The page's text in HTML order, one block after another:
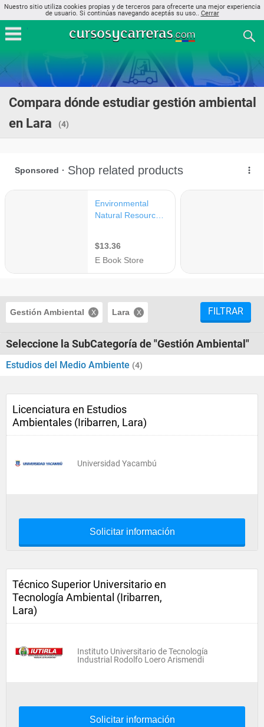
Nuestro sitio utiliza cookies propias y de terceros para ofrecerte una mejor experiencia
de usuario. Si continúas navegando aceptás su uso.. Cerrar
Compara dónde estudiar gestión ambiental
en Lara
(4)
Gestión Ambiental Lara FILTRAR
Seleccione la SubCategoría de "Gestión Ambiental"
Estudios del Medio Ambiente (4)
Licenciatura en Estudios
Ambientales (Iribarren, Lara)
Universidad Yacambú
Solicitar información
Técnico Superior Universitario en
Tecnología Ambiental (Iribarren,
Lara)
Instituto Universitario de Tecnología
Industrial Rodolfo Loero Arismendi
Solicitar información